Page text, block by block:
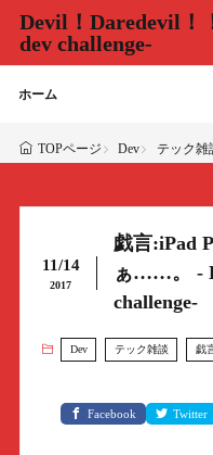
Devil！Daredevil！
dev challenge-
ホーム
TOPページ Dev テック雑
11/14
2017
戯言:iPad
ぁ……。 -
challenge-
Dev テック雑談 戯
Facebook Twitter